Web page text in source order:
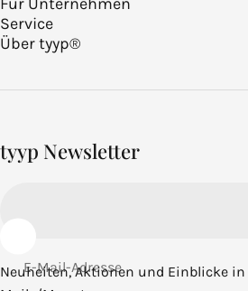
Service
Über tyyp®
tyyp Newsletter
E-Mail-Adresse
Neuheiten, Aktionen und Einblicke in